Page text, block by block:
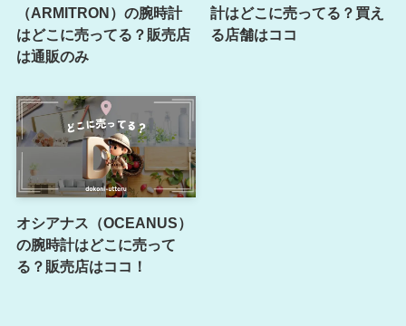
（ARMITRON）の腕時計
はどこに売ってる？販売店
は通販のみ
計はどこに売ってる？買え
る店舗はココ
オシアナス（OCEANUS）
の腕時計はどこに売って
る？販売店はココ！